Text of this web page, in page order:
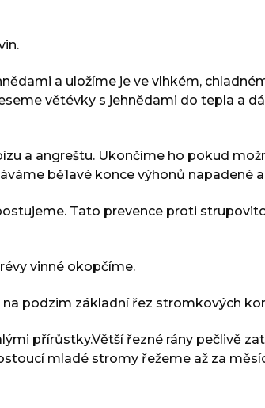
a uložíme je ve vlhkém,
větévky s jehnědami do tepla a
a angreštu. Ukončíme ho pokud
bě1avé konce výhonů napadené
Tato prevence proti
vinné okopčíme.
podzim základní řez stromkových
přírůstky.Větší řezné rány pečlivě
mladé stromy řežeme až za